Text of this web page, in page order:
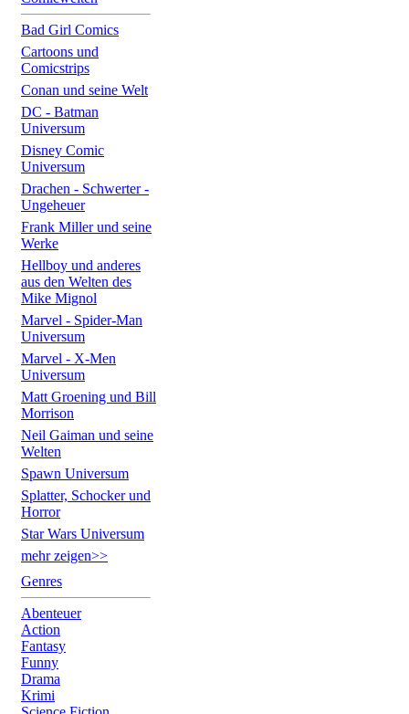
Bad Girl Comics
Cartoons und
Comicstrips
Conan und seine Welt
DC - Batman
Universum
Disney Comic
Universum
Drachen - Schwerter -
Ungeheuer
Frank Miller und seine
Werke
Hellboy und anderes
aus den Welten des
Mike Mignol
Marvel - Spider-Man
Universum
Marvel - X-Men
Universum
Matt Groening und Bill
Morrison
Neil Gaiman und seine
Welten
Spawn Universum
Splatter, Schocker und
Horror
Star Wars Universum
mehr zeigen>>
Genres
Abenteuer
Action
Fantasy
Funny
Drama
Krimi